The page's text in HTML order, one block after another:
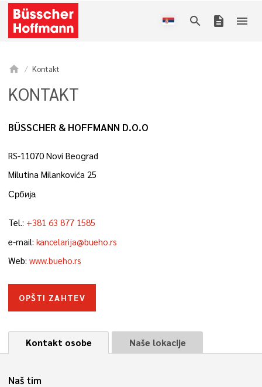
search description menu
home Kontakt
KONTAKT
BÜSSCHER & HOFFMANN D.O.O
RS-11070 Novi Beograd
Milutina Milankovića 25
Србија
Tel.: +381 63 877 1585
e-mail: kancelarija@bueho.rs
Web: www.bueho.rs
OPŠTI ZAHTEV
Kontakt osobe Naše lokacije
Naš tim